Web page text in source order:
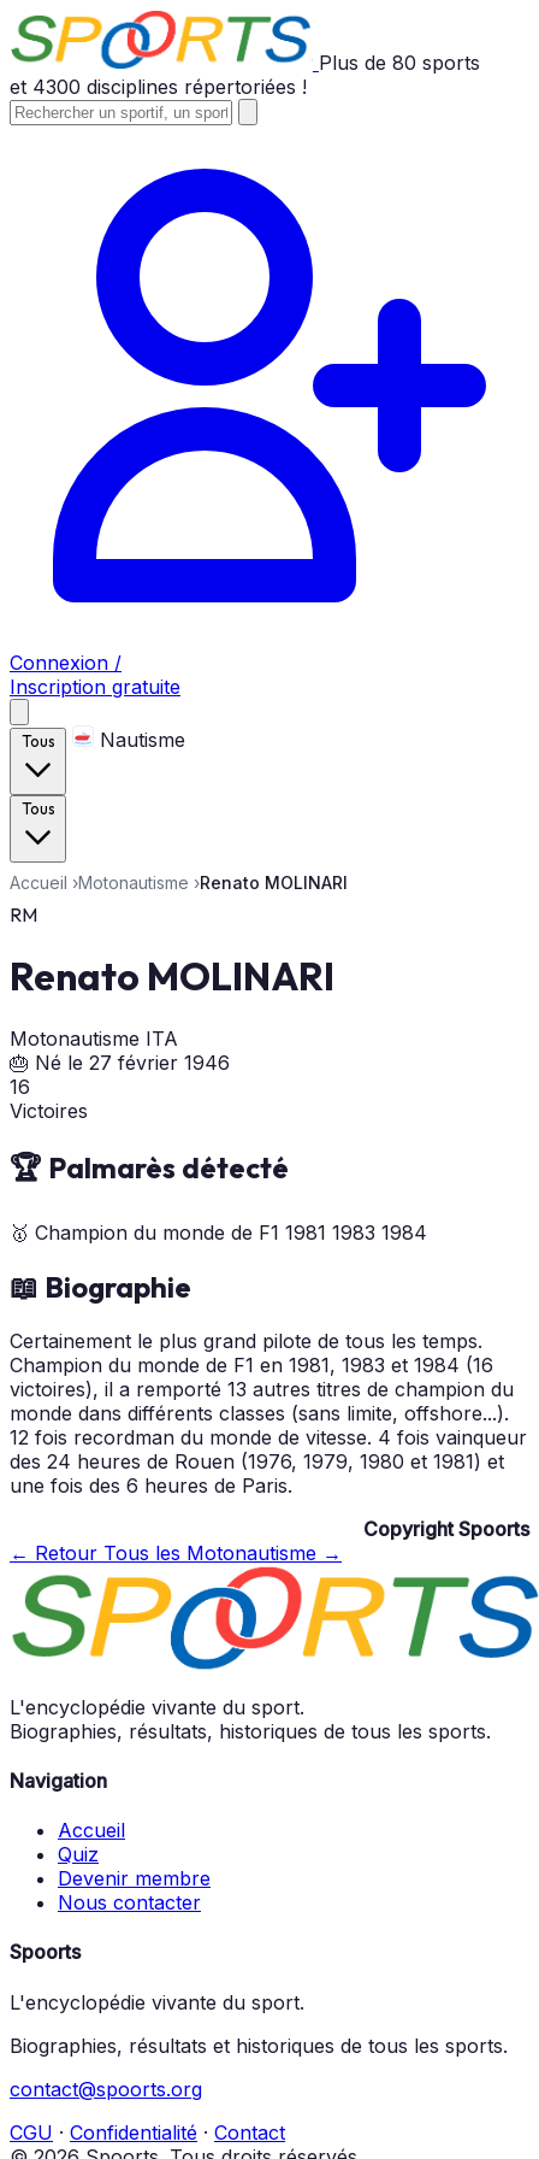
Plus de 80 sports
et 4300 disciplines répertoriées !
Connexion /
Inscription gratuite
Tous Nautisme
Tous
Accueil ›Motonautisme ›Renato MOLINARI
RM
Renato MOLINARI
Motonautisme ITA
🎂 Né le 27 février 1946
16
Victoires
🏆 Palmarès détecté
🥇 Champion du monde de F1 1981 1983 1984
📖 Biographie
Certainement le plus grand pilote de tous les temps.
Champion du monde de F1 en 1981, 1983 et 1984 (16
victoires), il a remporté 13 autres titres de champion du
monde dans différents classes (sans limite, offshore...).
12 fois recordman du monde de vitesse. 4 fois vainqueur
des 24 heures de Rouen (1976, 1979, 1980 et 1981) et
une fois des 6 heures de Paris.
Copyright Spoorts
← Retour Tous les Motonautisme →
L'encyclopédie vivante du sport.
Biographies, résultats, historiques de tous les sports.
Navigation
Accueil
Quiz
Devenir membre
Nous contacter
Spoorts
L'encyclopédie vivante du sport.
Biographies, résultats et historiques de tous les sports.
contact@spoorts.org
CGU · Confidentialité · Contact